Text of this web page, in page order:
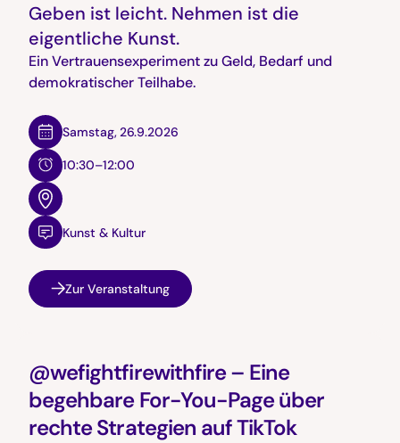
Geben ist leicht. Nehmen ist die
eigentliche Kunst.
Ein Vertrauensexperiment zu Geld, Bedarf und
demokratischer Teilhabe.
Samstag,26.9.2026
10:30–12:00
Kunst & Kultur
Zur Veranstaltung
@wefightfirewithfire – Eine
begehbare For-You-Page über
rechte Strategien auf TikTok